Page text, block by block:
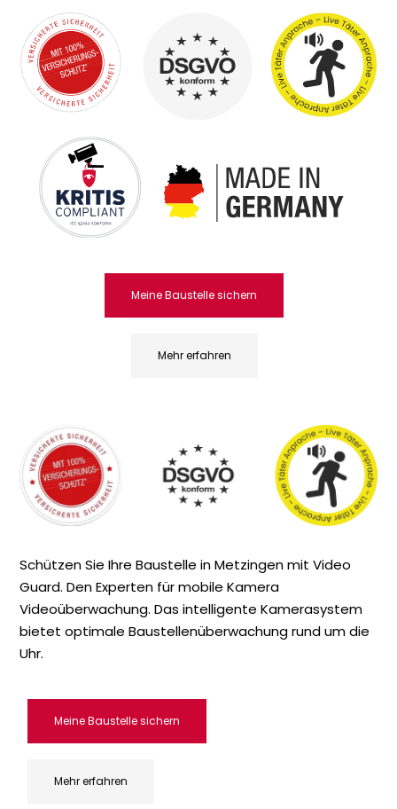
und erfüllt unsere Erwartungshaltung in
allen Blickwinkeln.“
Meine Baustelle sichern
Mehr erfahren
Schützen Sie Ihre Baustelle in Metzingen mit Video
Guard. Den Experten für mobile Kamera
Videoüberwachung. Das intelligente Kamerasystem
bietet optimale Baustellenüberwachung rund um die
Uhr.
Meine Baustelle sichern
Mehr erfahren